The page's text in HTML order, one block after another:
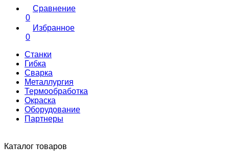
Сравнение
0
Избранное
0
Станки
Гибка
Сварка
Металлургия
Термообработка
Окраска
Оборудование
Партнеры
Каталог товаров